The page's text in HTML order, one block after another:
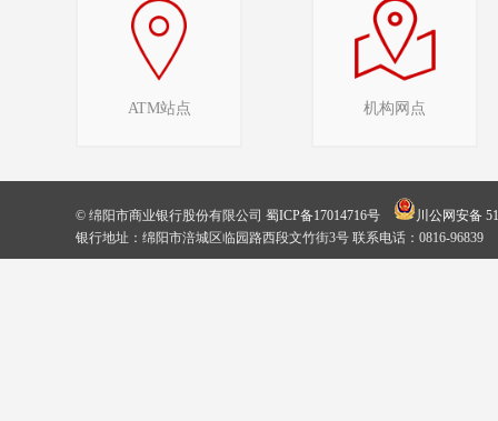
ATM站点 机构网点
© 绵阳市商业银行股份有限公司 蜀ICP备17014716号
川公网安备
银行地址：绵阳市涪城区临园路西段文竹街3号 联系电话：0816-96839